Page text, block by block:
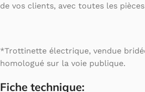
de vos clients, avec toutes les
*Trottinette électrique, vendue
homologué sur la voie publique.
Fiche technique: